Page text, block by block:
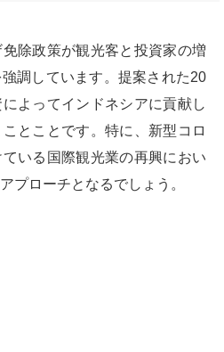
除政策が観光客と投資家の増
調しています。提案された20
よってインドネシアに貢献し
とことです。特に、新型コロ
いる国際観光業の再興におい
プローチとなるでしょう。